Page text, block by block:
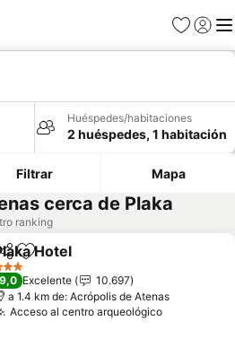
Favoritos
Iniciar
Huéspedes/habitaciones
2 huéspedes, 1 habitación
Filtrar Mapa
cerca de Plaka
ranking
Agregar a favoritos
Hotel
Estrellas
9,0 Excelente
10.697
a 1.4 km de: Acrópolis de Atenas
Acceso al centro arqueológico